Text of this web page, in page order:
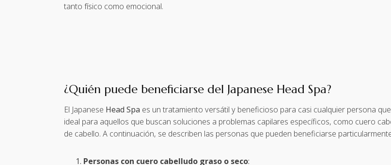
tanto físico como emocional.
¿Quién puede beneficiarse del Japanese Head Spa?
El Japanese Head Spa es un tratamiento versátil y beneficioso para casi cualquier persona
ideal para aquellos que buscan soluciones a problemas capilares específicos, como cuero
de cabello. A continuación, se describen las personas que pueden beneficiarse
Personas con cuero cabelludo graso o seco: